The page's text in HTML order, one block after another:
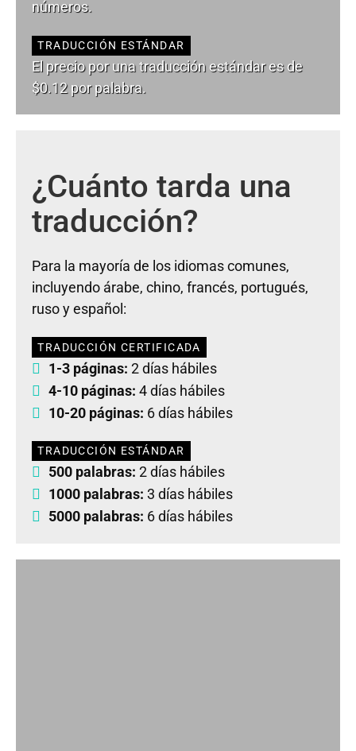
números.
TRADUCCIÓN ESTÁNDAR
El precio por una traducción estándar es de
$0.12 por palabra.
¿Cuánto tarda una
traducción?
Para la mayoría de los idiomas comunes,
incluyendo árabe, chino, francés, portugués,
ruso y español:
TRADUCCIÓN CERTIFICADA
1-3 páginas: 2 días hábiles
4-10 páginas: 4 días hábiles
10-20 páginas: 6 días hábiles
TRADUCCIÓN ESTÁNDAR
500 palabras: 2 días hábiles
1000 palabras: 3 días hábiles
5000 palabras: 6 días hábiles